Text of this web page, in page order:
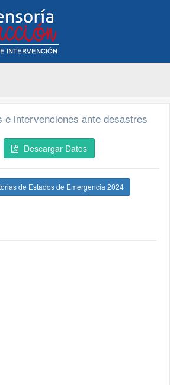
e intervenciones ante desastres
Descargar Datos
de Estados de Emergencia 2024